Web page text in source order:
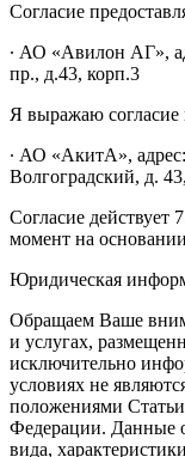
Согласие
∙ АО «Авилон АГ»,
пр., д.43, корп.3
Я выражаю согласие
∙ АО «АкитА»,
Волгоградский, д.
Согласие действует
момент на
Юридическая
Обращаем Ваше
и услугах,
исключительно
условиях не
положениями Статьи
Федерации. Данные
вида,